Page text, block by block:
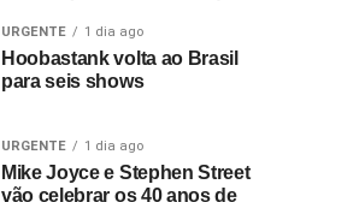
URGENTE 1 dia ago
Hoobastank volta ao Brasil
para seis shows
URGENTE 1 dia ago
Mike Joyce e Stephen Street
vão celebrar os 40 anos de